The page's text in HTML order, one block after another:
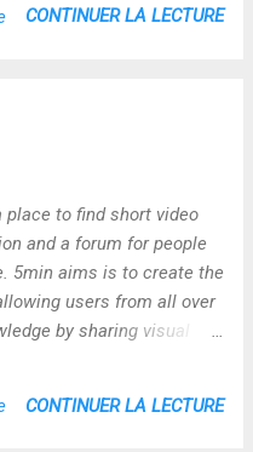
mais finallement
représentative
ont été
qui a émergé de
horizons pour
CONTINUER LA LECTURE
place to find short video
and a forum for people
5min aims is to create the
users from all over
by sharing visual
sont agréables
grande variété...ce site
CONTINUER LA LECTURE